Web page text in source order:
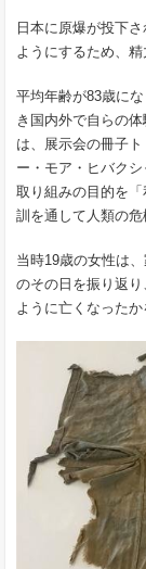
日本に原爆が投下
ようにするため、精
平均年齢が83歳に
き国内外で自らの
は、展示会の冊子
ー・モア・ヒバク
取り組みの目的を
訓を通して人類の危
当時19歳の女性は
のその日を振り返
ように亡くなったか